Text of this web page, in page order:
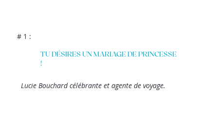
# 1 :
TU DÉSIRES UN MARIAGE DE PRINCESSE
!
Lucie Bouchard célébrante et agente de voyage.